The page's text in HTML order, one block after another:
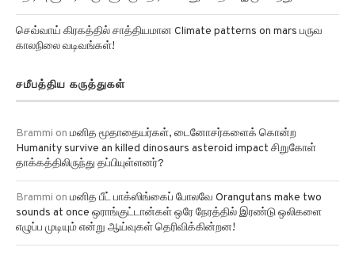
செவ்வாய் கிரகத்தில் சாத்தியமான Climate patterns on mars பருவ
காலநிலை வடிவங்கள்!
Humanity survive an killed dinosaurs asteroid impact சிறுகோள்
தாக்கத்திலிருந்து தப்பியுள்ளனர்?
Brammionமனித பீட் பாக்ஸிங்கைப் போலவே Orangutans make two
sounds at once ஒராங்குட்டான்கள் ஒரே நேரத்தில் இரண்டு ஒலிகளை
எழுப்ப முடியும் என்று ஆய்வுகள் தெரிவிக்கின்றன!
Brammionஒரு பயங்கரமான தந்திரம் The snow flies live in winter பனி